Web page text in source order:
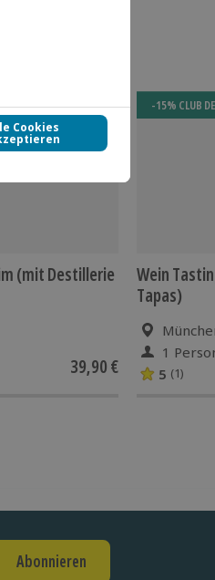
(mit Destillerie
39,90 €
-15% CLUB
Wein
Tapas)
1
5 (1)
Abonnieren